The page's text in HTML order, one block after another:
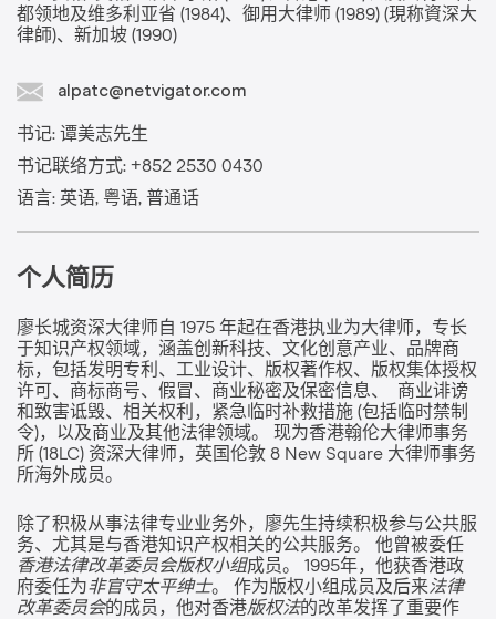
都领地及维多利亚省 (1984)、御用大律师 (1989) (現称資深大
律師)、新加坡 (1990)
alpatc@netvigator.com
书记: 谭美志先生
书记联络方式: +852 2530 0430
语言: 英语, 粤语, 普通话
个人简历
廖长城资深大律师自 1975 年起在香港执业为大律师，专长
于知识产权领域，涵盖创新科技、文化创意产业、品牌商
标，包括发明专利、工业设计、版权著作权、版权集体授权
许可、商标商号、假冒、商业秘密及保密信息、 商业诽谤
和致害诋毁、相关权利，紧急临时补救措施 (包括临时禁制
令)，以及商业及其他法律领域。 现为香港翰伦大律师事务
所 (18LC) 资深大律师，英国伦敦 8 New Square 大律师事务
所海外成员。
除了积极从事法律专业业务外，廖先生持续积极参与公共服
务、尤其是与香港知识产权相关的公共服务。 他曾被委任
香港法律改革委员会版权小组成员。 1995年，他获香港政
府委任为非官守太平绅士。 作为版权小组成员及后来法律
改革委员会的成员，他对香港版权法的改革发挥了重要作